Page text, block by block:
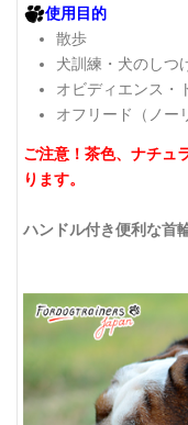
使用目的
散歩
犬訓練・犬のしつ
オビディエンス・
オフリード（ノー
ご注意！茶色、ナチュ
ります。
ハンドル付き便利な首